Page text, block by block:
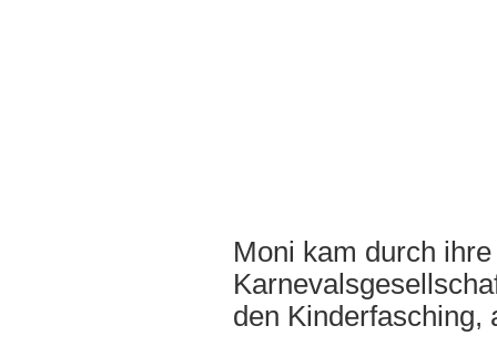
Moni kam durch
den Kinderfasching,